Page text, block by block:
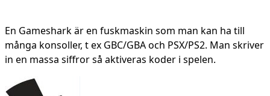
En Gameshark är en fuskmaskin som man kan ha till
många konsoller, t ex GBC/GBA och PSX/PS2. Man skriver
in en massa siffror så aktiveras koder i spelen.